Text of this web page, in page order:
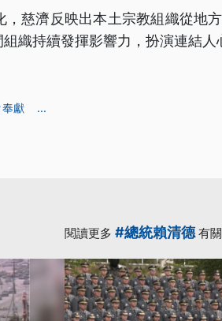
慈濟反映出本土宗教組織從地
織持續發揮影響力，扮演連結人
奉獻 ...
閱讀更多 #總統賴清德有